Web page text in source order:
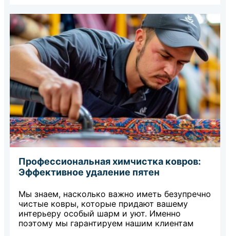
Профессиональная химчистка ковров:
Эффективное удаление пятен
Мы знаем, насколько важно иметь безупречно
чистые ковры, которые придают вашему
интерьеру особый шарм и уют. Именно
поэтому мы гарантируем нашим клиентам